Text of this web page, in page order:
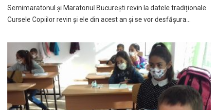
Semimaratonul și Maratonul București revin la datele tradiționale
Cursele Copiilor revin și ele din acest an și se vor desfășura…